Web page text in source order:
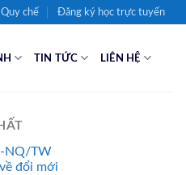
chế Đăng ký học trực tuyến
TIN TỨC LIÊN HỆ
NQ/TW
đổi mới